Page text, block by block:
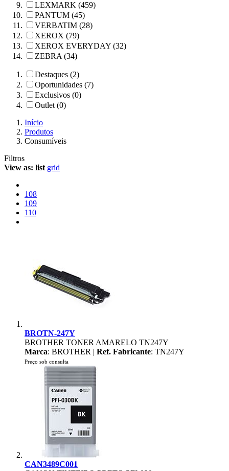
LEXMARK (459)
PANTUM (45)
VERBATIM (28)
XEROX (79)
XEROX EVERYDAY (32)
ZEBRA (34)
Destaques (2)
Oportunidades (7)
Exclusivos (0)
Outlet (0)
Início
Produtos
Consumíveis
Filtros
View as: list grid
108
109
110
BROTN-247Y
BROTHER TONER AMARELO TN247Y
Marca: BROTHER | Ref. Fabricante: TN247Y
Preço sob consulta
CAN3489C001